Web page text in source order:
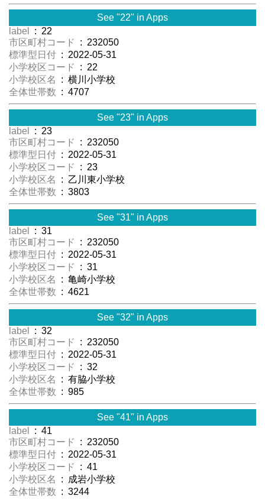
See "22" in Apps
label
: 22
市区町村コード
: 232050
標準型日付 : 2022-05-31
小学校区コード
: 22
小学校区名
: 横川小学校
全体世帯数 : 4707
See "23" in Apps
label
: 23
市区町村コード
: 232050
標準型日付 : 2022-05-31
小学校区コード
: 23
小学校区名
: 乙川東小学校
全体世帯数 : 3803
See "31" in Apps
label
: 31
市区町村コード
: 232050
標準型日付 : 2022-05-31
小学校区コード
: 31
小学校区名
: 亀崎小学校
全体世帯数 : 4621
See "32" in Apps
label
: 32
市区町村コード
: 232050
標準型日付 : 2022-05-31
小学校区コード
: 32
小学校区名
: 有脇小学校
全体世帯数 : 985
See "41" in Apps
label
: 41
市区町村コード
: 232050
標準型日付 : 2022-05-31
小学校区コード
: 41
小学校区名
: 成岩小学校
全体世帯数 : 3244